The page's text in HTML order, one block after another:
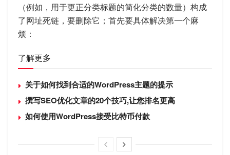
（例如，用于更正分类标题的简化分类的数量）构成
了网址死链，要删除它；首先要具体解决第一个麻
烦：
了解更多
关于如何找到合适的WordPress主题的提示
撰写SEO优化文章的20个技巧,让您排名更高
如何使用WordPress接受比特币付款